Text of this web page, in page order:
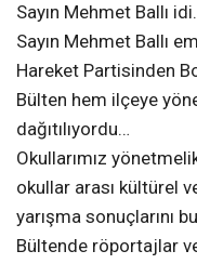
Sayın Mehmet Ballı
Sayın Mehmet Ballı
Hareket Partisinden
Bülten hem ilçeye
dağıtılıyordu…
Okullarımız
okullar arası kültürel
yarışma sonuçlarını
Bültende röportajlar